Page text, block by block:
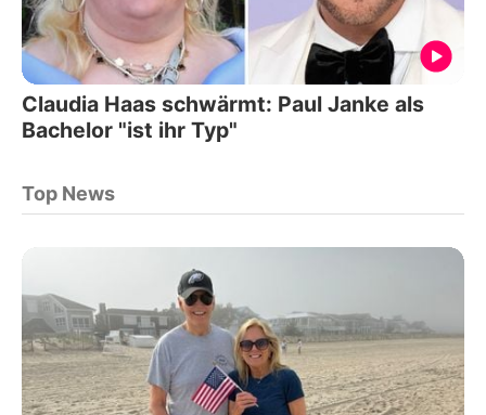
Claudia Haas schwärmt: Paul Janke als
Bachelor "ist ihr Typ"
Top News